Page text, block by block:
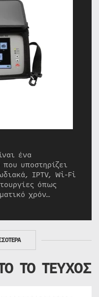
ένα
υποστηρίζει
IPTV, Wi-Fi
όπως
χρόν…
ΤΟ ΤΕΥΧΟΣ